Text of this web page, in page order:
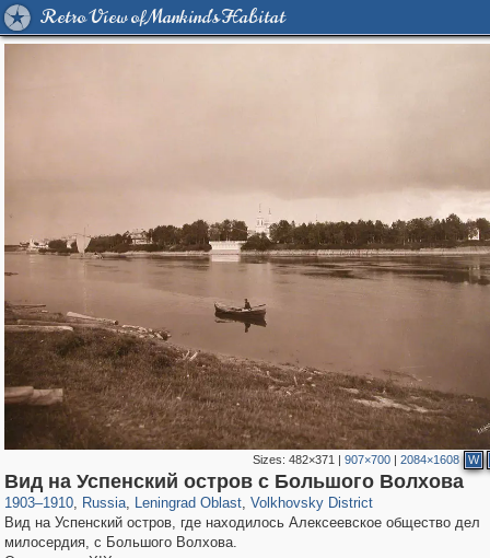
Retro View of Mankind's Habitat
Sizes:482×371 |907×700 |2084×1608 W
Вид на Успенский остров с Большого Волхова
1903–1910, Russia
1,406,255 29,243
, Leningrad Oblast
38,918 592
, Volkhovsky District
1,799 65
Вид на Успенский остров, где находилось Алексеевское общество дел
милосердия, с Большого Волхова.